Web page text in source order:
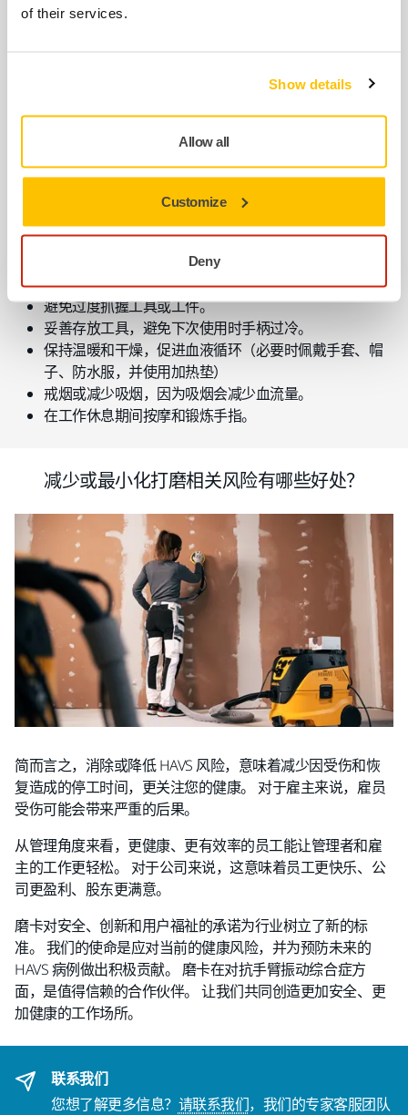
of their services.
Show details
Allow all
Customize
Deny
机器打磨时的检查清单
HSE (UK)建议工人采取以下措施：
要求使用合适的低振幅工具。
每项工作选用正确的工具（以便更快地完成工作并减少
使用工具前请先检查，确保其得到适当的维护和修理，
以避免因故障或一般磨损而导致振幅增加。
减少长时间使用工具的时间，在此期间做其他工作。
避免过度抓握工具或工件。
妥善存放工具，避免下次使用时手柄过冷。
保持温暖和干燥，促进血液循环（必要时佩戴手套、帽
子、防水服，并使用加热垫）
戒烟或减少吸烟，因为吸烟会减少血流量。
在工作休息期间按摩和锻炼手指。
减少或最小化打磨相关风险有哪些好处？
简而言之，消除或降低 HAVS 风险，意味着减少因受伤和恢
复造成的停工时间，更关注您的健康。 对于雇主来说，雇员
受伤可能会带来严重的后果。
从管理角度来看，更健康、更有效率的员工能让管理者和雇
主的工作更轻松。 对于公司来说，这意味着员工更快乐、公
司更盈利、股东更满意。
磨卡对安全、创新和用户福祉的承诺为行业树立了新的标
准。 我们的使命是应对当前的健康风险，并为预防未来的
HAVS 病例做出积极贡献。 磨卡在对抗手臂振动综合症方
面，是值得信赖的合作伙伴。 让我们共同创造更加安全、更
加健康的工作场所。
联系我们
您想了解更多信息？ 请联系我们，我们的专家客服团队